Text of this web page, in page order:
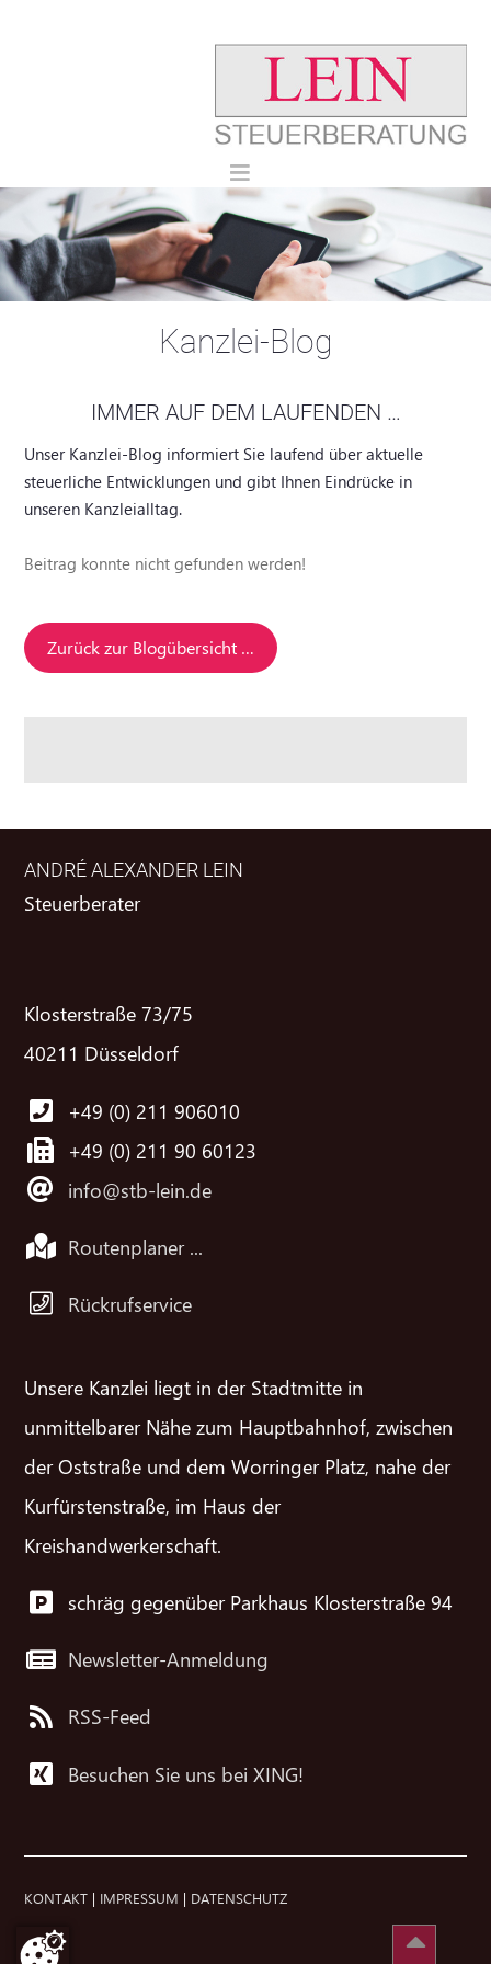
Kanzlei-Blog
IMMER AUF DEM LAUFENDEN …
Unser Kanzlei-Blog informiert Sie laufend über aktuelle
steuerliche Entwicklungen und gibt Ihnen Eindrücke in
unseren Kanzleialltag.
Beitrag konnte nicht gefunden werden!
Zurück zur Blogübersicht …
ANDRÉ ALEXANDER LEIN
Steuerberater
Klosterstraße 73/75
40211 Düsseldorf
+49 (0) 211 906010
+49 (0) 211 90 60123
info@stb-lein.de
Routenplaner ...
Rückrufservice
Unsere Kanzlei liegt in der Stadtmitte in
unmittelbarer Nähe zum Hauptbahnhof, zwischen
der Oststraße und dem Worringer Platz, nahe der
Kurfürstenstraße, im Haus der
Kreishandwerkerschaft.
schräg gegenüber Parkhaus Klosterstraße 94
Newsletter-Anmeldung
RSS-Feed
Besuchen Sie uns bei XING!
KONTAKT | IMPRESSUM | DATENSCHUTZ